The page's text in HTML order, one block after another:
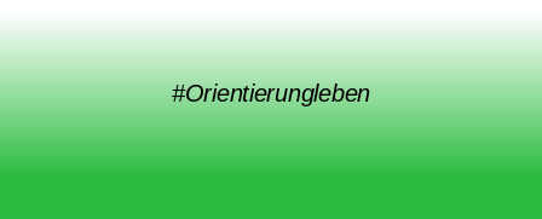
#Orientierungleben